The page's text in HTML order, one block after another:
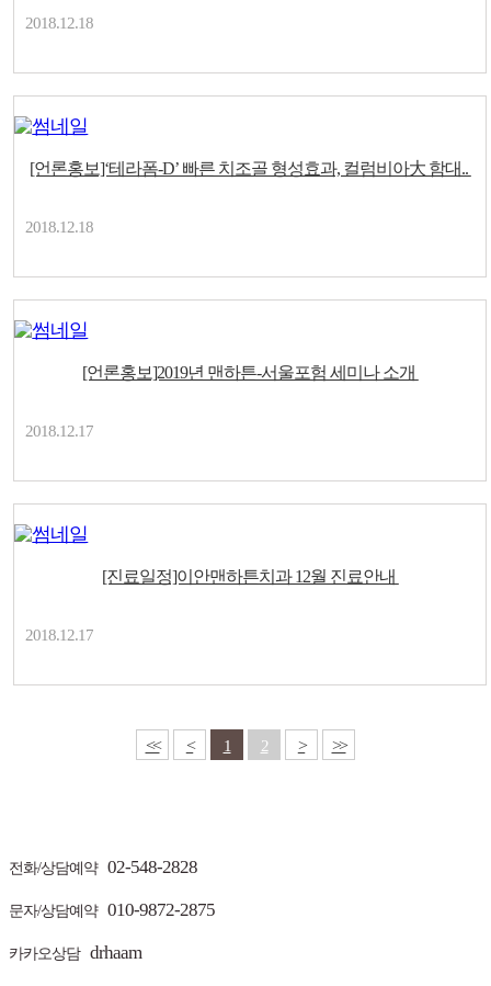
2018.12.18
[언론홍보]‘테라폼-D’ 빠른 치조골 형성효과, 컬럼비아大 함대..
2018.12.18
[언론홍보]2019년 맨하튼-서울포험 세미나 소개
2018.12.17
[진료일정]이안맨하튼치과 12월 진료안내
2018.12.17
<< < 1 2 > >>
전화/상담예약 02-548-2828
문자/상담예약010-9872-2875
카카오상담drhaam